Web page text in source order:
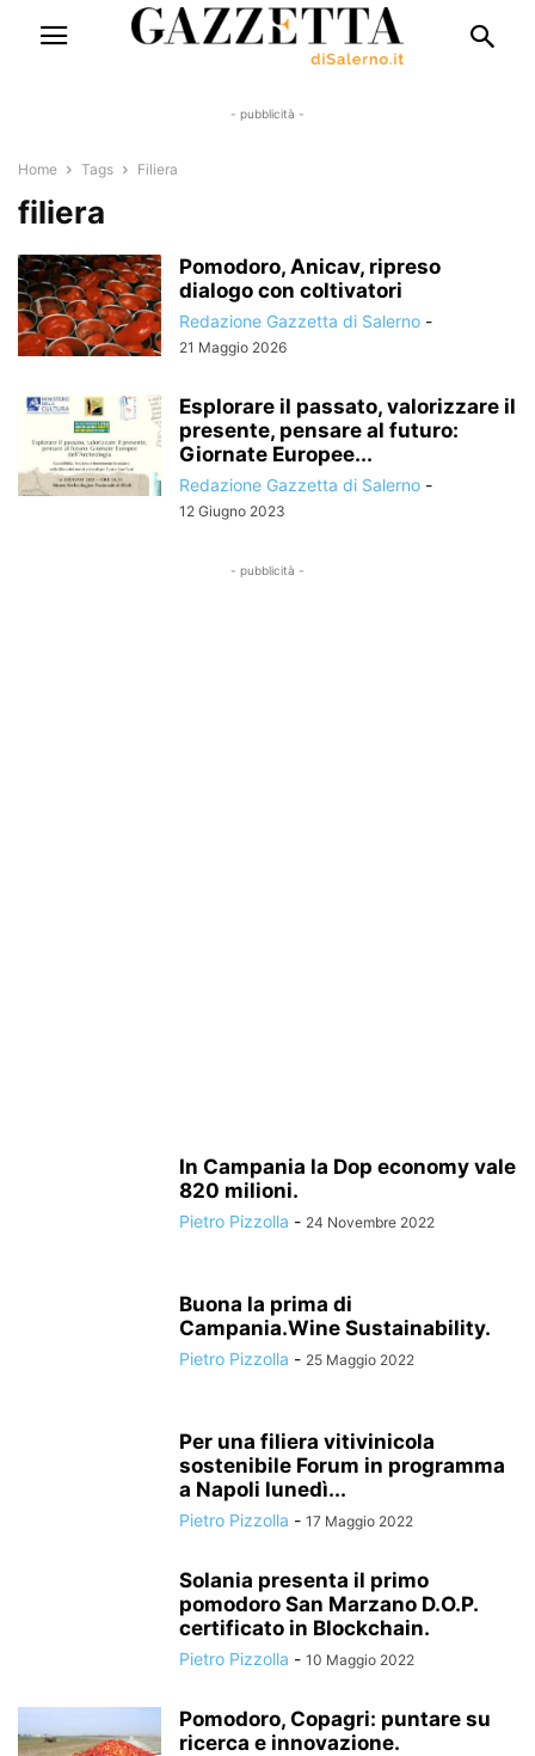
- pubblicità -
Home Tags Filiera
filiera
Pomodoro, Anicav, ripreso
dialogo con coltivatori
Redazione Gazzetta di Salerno -
21 Maggio 2026
Esplorare il passato, valorizzare il
presente, pensare al futuro:
Giornate Europee...
Redazione Gazzetta di Salerno -
12 Giugno 2023
- pubblicità -
In Campania la Dop economy vale
820 milioni.
Pietro Pizzolla - 24 Novembre 2022
Buona la prima di
Campania.Wine Sustainability.
Pietro Pizzolla - 25 Maggio 2022
Per una filiera vitivinicola
sostenibile Forum in programma
a Napoli lunedì...
Pietro Pizzolla - 17 Maggio 2022
Solania presenta il primo
pomodoro San Marzano D.O.P.
certificato in Blockchain.
Pietro Pizzolla - 10 Maggio 2022
Pomodoro, Copagri: puntare su
ricerca e innovazione.